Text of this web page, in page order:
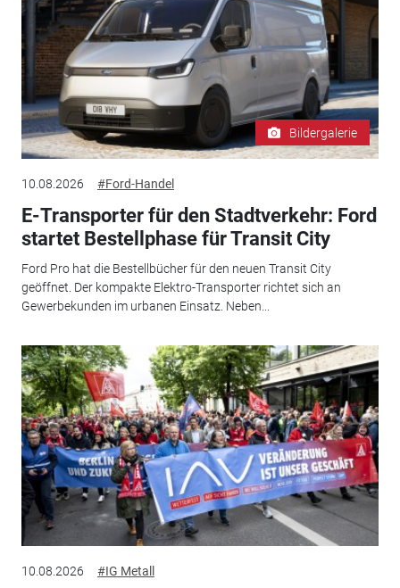
Bildergalerie
10.08.2026 #Ford-Handel
E-Transporter für den Stadtverkehr: Ford
startet Bestellphase für Transit City
Ford Pro hat die Bestellbücher für den neuen Transit City
geöffnet. Der kompakte Elektro-Transporter richtet sich an
Gewerbekunden im urbanen Einsatz. Neben...
10.08.2026 #IG Metall